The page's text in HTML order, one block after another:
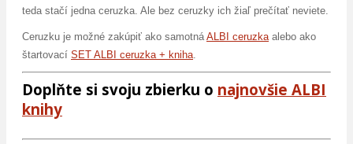
teda stačí jedna ceruzka. Ale bez ceruzky ich žiaľ prečítať neviete.
Ceruzku je možné zakúpiť ako samotnáALBI ceruzkaalebo ako
štartovací SET ALBI ceruzka + kniha.
Doplňte si svoju zbierku o najnovšie ALBI
knihy